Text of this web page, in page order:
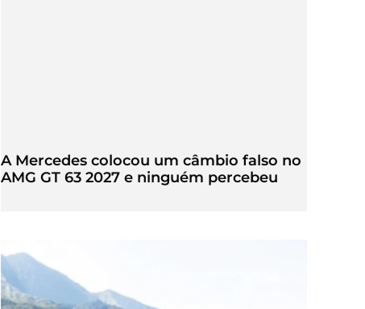
A Mercedes colocou um câmbio falso no
AMG GT 63 2027 e ninguém percebeu